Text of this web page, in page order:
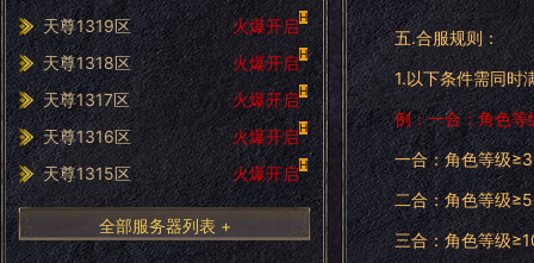
天尊1319区 火爆开启H
天尊1318区 火爆开启H
天尊1317区 火爆开启H
天尊1316区 火爆开启H
天尊1315区 火爆开启H
全部服务器列表 +
五.合服规则：
1.以下条件需同时
例：一合：角色
一合：角色等级
二合：角色等级
三合：角色等级